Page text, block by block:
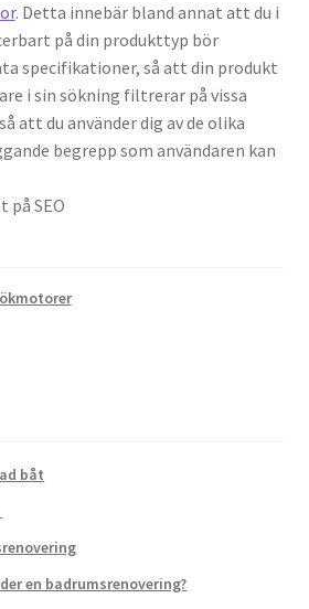
. Detta innebär bland annat att du i
på din produkttyp bör
specifikationer, så att din produkt
i sin sökning filtrerar på vissa
att du använder dig av de olika
begrepp som användaren kan
båt
en badrumsrenovering?